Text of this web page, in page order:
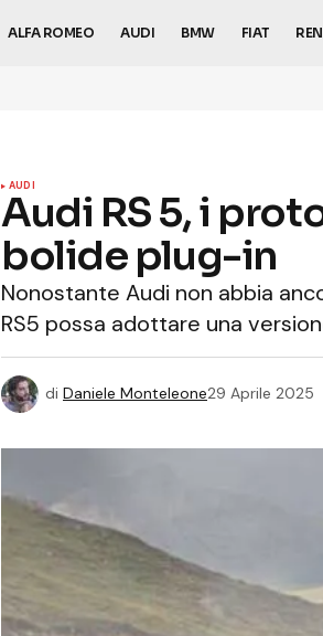
ALFA ROMEO AUDI BMW FIAT
AUDI
Audi RS 5, i
bolide plug-in
Nonostante Audi non abbia
RS5 possa adottare una
di Daniele Monteleone29 Aprile 2025